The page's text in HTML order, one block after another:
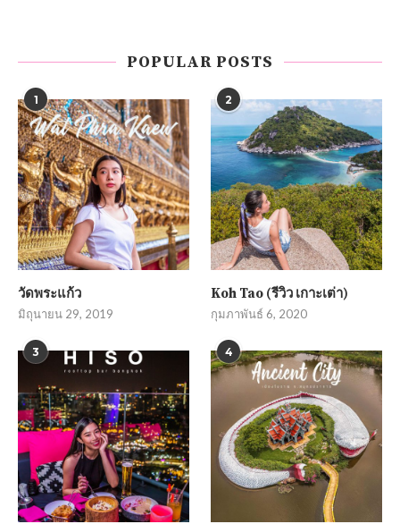
POPULAR POSTS
1
วัดพระแก้ว
มิถุนายน 29, 2019
2
Koh Tao (รีวิว เกาะเต่า)
กุมภาพันธ์ 6, 2020
3 4